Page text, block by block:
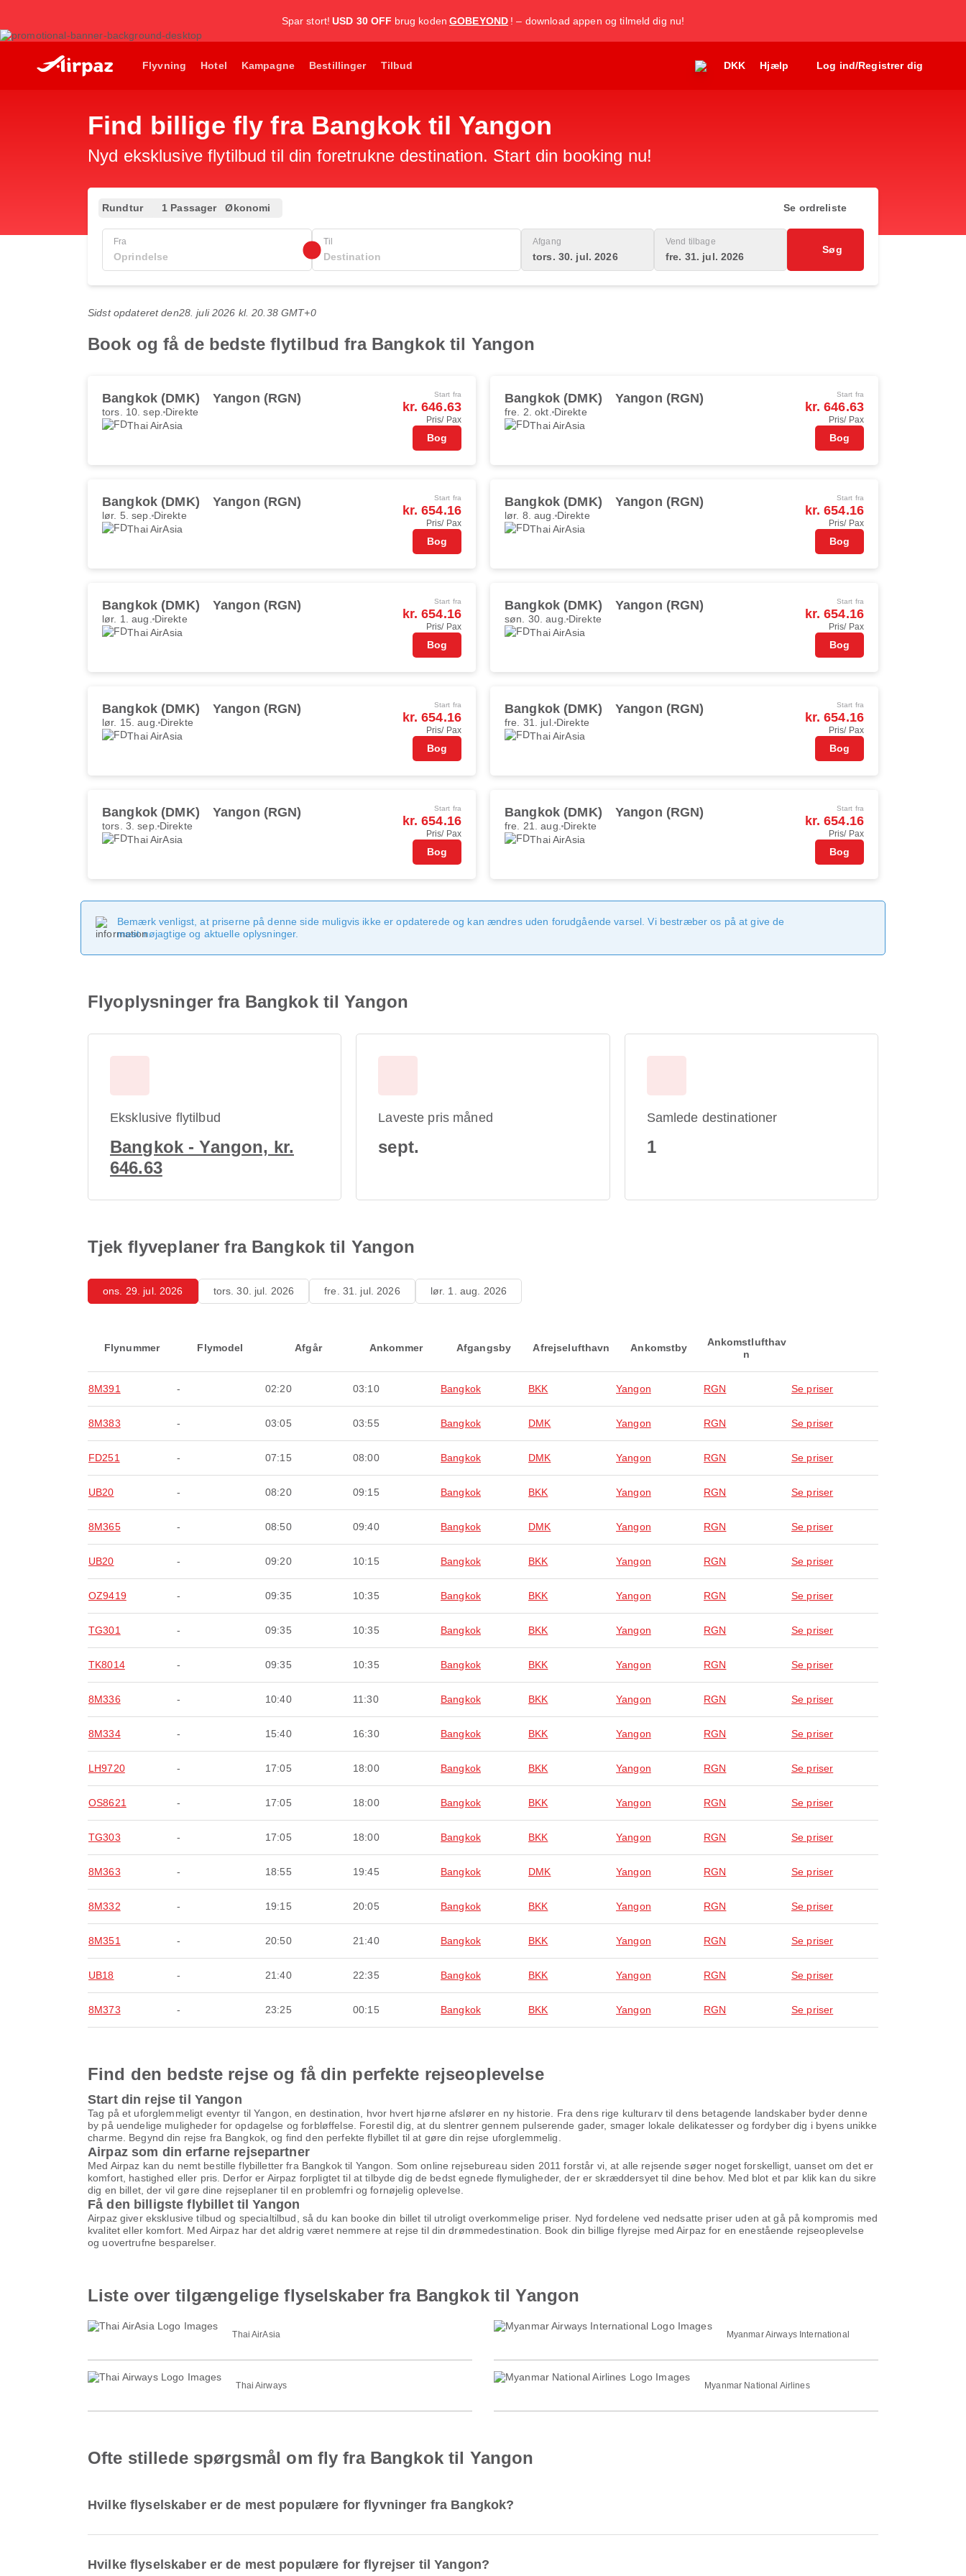
Spar stort! USD 30 OFF brug koden GOBEYOND ! – download appen og tilmeld dig nu!
Flyvning Hotel Kampagne Bestillinger Tilbud DKK Hjælp Log ind/Registrer dig
Find billige fly fra Bangkok til Yangon
Nyd eksklusive flytilbud til din foretrukne destination. Start din booking nu!
Rundtur 1 Passager Økonomi Se ordreliste
Fra Til Afgang
tors. 30. jul. 2026
Vend tilbage
fre. 31. jul. 2026
Søg
Sidst opdateret den28. juli 2026 kl. 20.38 GMT+0
Book og få de bedste flytilbud fra Bangkok til Yangon
Bangkok (DMK) Yangon (RGN)
tors. 10. sep. Direkte
Thai AirAsia
Start fra
kr. 646.63
Pris/ Pax
Bog
Bangkok (DMK) Yangon (RGN)
fre. 2. okt. Direkte
Thai AirAsia
Start fra
kr. 646.63
Pris/ Pax
Bog
Bangkok (DMK) Yangon (RGN)
lør. 5. sep. Direkte
Thai AirAsia
Start fra
kr. 654.16
Pris/ Pax
Bog
Bangkok (DMK) Yangon (RGN)
lør. 8. aug. Direkte
Thai AirAsia
Start fra
kr. 654.16
Pris/ Pax
Bog
Bangkok (DMK) Yangon (RGN)
lør. 1. aug. Direkte
Thai AirAsia
Start fra
kr. 654.16
Pris/ Pax
Bog
Bangkok (DMK) Yangon (RGN)
søn. 30. aug. Direkte
Thai AirAsia
Start fra
kr. 654.16
Pris/ Pax
Bog
Bangkok (DMK) Yangon (RGN)
lør. 15. aug. Direkte
Thai AirAsia
Start fra
kr. 654.16
Pris/ Pax
Bog
Bangkok (DMK) Yangon (RGN)
fre. 31. jul. Direkte
Thai AirAsia
Start fra
kr. 654.16
Pris/ Pax
Bog
Bangkok (DMK) Yangon (RGN)
tors. 3. sep. Direkte
Thai AirAsia
Start fra
kr. 654.16
Pris/ Pax
Bog
Bangkok (DMK) Yangon (RGN)
fre. 21. aug. Direkte
Thai AirAsia
Start fra
kr. 654.16
Pris/ Pax
Bog
Bemærk venligst, at priserne på denne side muligvis ikke er opdaterede og kan ændres uden forudgående varsel. Vi bestræber os på at give de
mest nøjagtige og aktuelle oplysninger.
Flyoplysninger fra Bangkok til Yangon
Eksklusive flytilbud
Bangkok - Yangon, kr.
646.63
Laveste pris måned
sept.
Samlede destinationer
1
Tjek flyveplaner fra Bangkok til Yangon
ons. 29. jul. 2026 tors. 30. jul. 2026 fre. 31. jul. 2026 lør. 1. aug. 2026
Flynummer Flymodel Afgår Ankommer Afgangsby Afrejselufthavn Ankomstby
Ankomstlufthav
n
8M391 - 02:20 03:10 Bangkok BKK Yangon RGN Se priser
8M383 - 03:05 03:55 Bangkok DMK Yangon RGN Se priser
FD251 - 07:15 08:00 Bangkok DMK Yangon RGN Se priser
UB20 - 08:20 09:15 Bangkok BKK Yangon RGN Se priser
8M365 - 08:50 09:40 Bangkok DMK Yangon RGN Se priser
UB20 - 09:20 10:15 Bangkok BKK Yangon RGN Se priser
OZ9419 - 09:35 10:35 Bangkok BKK Yangon RGN Se priser
TG301 - 09:35 10:35 Bangkok BKK Yangon RGN Se priser
TK8014 - 09:35 10:35 Bangkok BKK Yangon RGN Se priser
8M336 - 10:40 11:30 Bangkok BKK Yangon RGN Se priser
8M334 - 15:40 16:30 Bangkok BKK Yangon RGN Se priser
LH9720 - 17:05 18:00 Bangkok BKK Yangon RGN Se priser
OS8621 - 17:05 18:00 Bangkok BKK Yangon RGN Se priser
TG303 - 17:05 18:00 Bangkok BKK Yangon RGN Se priser
8M363 - 18:55 19:45 Bangkok DMK Yangon RGN Se priser
8M332 - 19:15 20:05 Bangkok BKK Yangon RGN Se priser
8M351 - 20:50 21:40 Bangkok BKK Yangon RGN Se priser
UB18 - 21:40 22:35 Bangkok BKK Yangon RGN Se priser
8M373 - 23:25 00:15 Bangkok BKK Yangon RGN Se priser
Find den bedste rejse og få din perfekte rejseoplevelse
Start din rejse til Yangon
Tag på et uforglemmeligt eventyr til Yangon, en destination, hvor hvert hjørne afslører en ny historie. Fra dens rige kulturarv til dens betagende landskaber byder denne
by på uendelige muligheder for opdagelse og forbløffelse. Forestil dig, at du slentrer gennem pulserende gader, smager lokale delikatesser og fordyber dig i byens unikke
charme. Begynd din rejse fra Bangkok, og find den perfekte flybillet til at gøre din rejse uforglemmelig.
Airpaz som din erfarne rejsepartner
Med Airpaz kan du nemt bestille flybilletter fra Bangkok til Yangon. Som online rejsebureau siden 2011 forstår vi, at alle rejsende søger noget forskelligt, uanset om det er
komfort, hastighed eller pris. Derfor er Airpaz forpligtet til at tilbyde dig de bedst egnede flymuligheder, der er skræddersyet til dine behov. Med blot et par klik kan du sikre
dig en billet, der vil gøre dine rejseplaner til en problemfri og fornøjelig oplevelse.
Få den billigste flybillet til Yangon
Airpaz giver eksklusive tilbud og specialtilbud, så du kan booke din billet til utroligt overkommelige priser. Nyd fordelene ved nedsatte priser uden at gå på kompromis med
kvalitet eller komfort. Med Airpaz har det aldrig været nemmere at rejse til din drømmedestination. Book din billige flyrejse med Airpaz for en enestående rejseoplevelse
og uovertrufne besparelser.
Liste over tilgængelige flyselskaber fra Bangkok til Yangon
Thai AirAsia Myanmar Airways International
Thai Airways Myanmar National Airlines
Ofte stillede spørgsmål om fly fra Bangkok til Yangon
Hvilke flyselskaber er de mest populære for flyvninger fra Bangkok?
Hvilke flyselskaber er de mest populære for flyrejser til Yangon?